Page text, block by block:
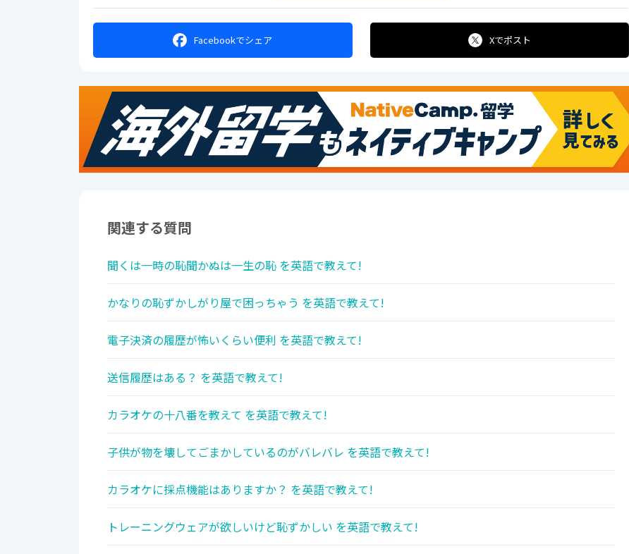
Facebookでシェア Xでポスト
関連する質問
聞くは一時の恥聞かぬは一生の恥 を英語で教えて!
かなりの恥ずかしがり屋で困っちゃう を英語で教えて!
電子決済の履歴が怖いくらい便利 を英語で教えて!
送信履歴はある？ を英語で教えて!
カラオケの十八番を教えて を英語で教えて!
子供が物を壊してごまかしているのがバレバレ を英語で教えて!
カラオケに採点機能はありますか？ を英語で教えて!
トレーニングウェアが欲しいけど恥ずかしい を英語で教えて!